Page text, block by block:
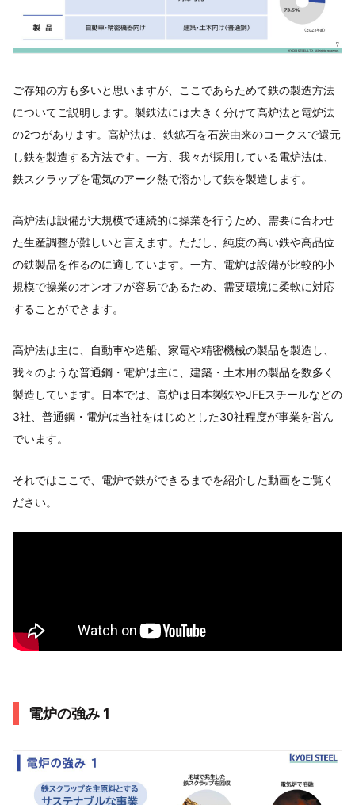
ご存知の方も多いと思いますが、ここであらためて鉄の製造方法
についてご説明します。製鉄法には大きく分けて高炉法と電炉法
の2つがあります。高炉法は、鉄鉱石を石炭由来のコークスで還元
し鉄を製造する方法です。一方、我々が採用している電炉法は、
鉄スクラップを電気のアーク熱で溶かして鉄を製造します。
高炉法は設備が大規模で連続的に操業を行うため、需要に合わせ
た生産調整が難しいと言えます。ただし、純度の高い鉄や高品位
の鉄製品を作るのに適しています。一方、電炉は設備が比較的小
規模で操業のオンオフが容易であるため、需要環境に柔軟に対応
することができます。
高炉法は主に、自動車や造船、家電や精密機械の製品を製造し、
我々のような普通鋼・電炉は主に、建築・土木用の製品を数多く
製造しています。日本では、高炉は日本製鉄やJFEスチールなどの
3社、普通鋼・電炉は当社をはじめとした30社程度が事業を営ん
でいます。
それではここで、電炉で鉄ができるまでを紹介した動画をご覧く
ださい。
電炉の強み 1